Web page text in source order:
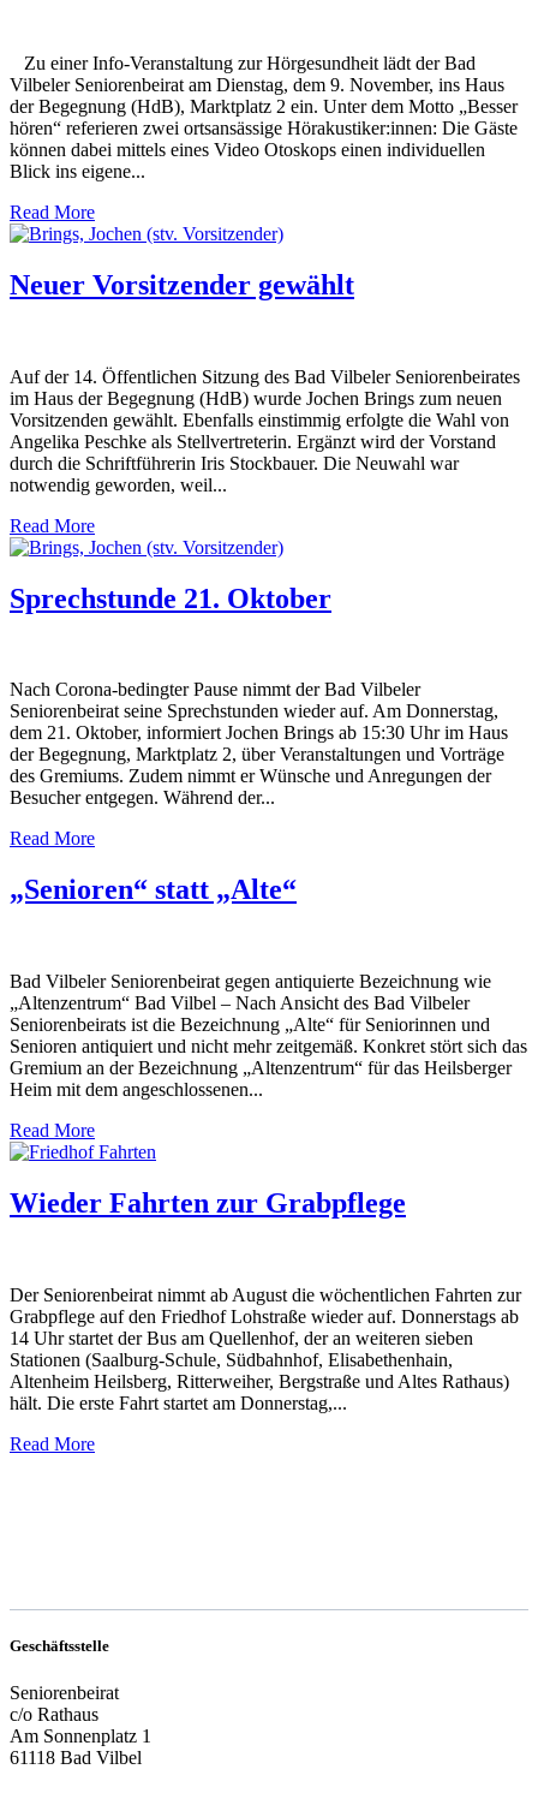
Zu einer Info-Veranstaltung zur Hörgesundheit lädt der Bad
Vilbeler Seniorenbeirat am Dienstag, dem 9. November, ins Haus
der Begegnung (HdB), Marktplatz 2 ein. Unter dem Motto „Besser
hören“ referieren zwei ortsansässige Hörakustiker:innen: Die Gäste
können dabei mittels eines Video Otoskops einen individuellen
Blick ins eigene...
Read More
Neuer Vorsitzender gewählt
Auf der 14. Öffentlichen Sitzung des Bad Vilbeler Seniorenbeirates
im Haus der Begegnung (HdB) wurde Jochen Brings zum neuen
Vorsitzenden gewählt. Ebenfalls einstimmig erfolgte die Wahl von
Angelika Peschke als Stellvertreterin. Ergänzt wird der Vorstand
durch die Schriftführerin Iris Stockbauer. Die Neuwahl war
notwendig geworden, weil...
Read More
Sprechstunde 21. Oktober
Nach Corona-bedingter Pause nimmt der Bad Vilbeler
Seniorenbeirat seine Sprechstunden wieder auf. Am Donnerstag,
dem 21. Oktober, informiert Jochen Brings ab 15:30 Uhr im Haus
der Begegnung, Marktplatz 2, über Veranstaltungen und Vorträge
des Gremiums. Zudem nimmt er Wünsche und Anregungen der
Besucher entgegen. Während der...
Read More
„Senioren“ statt „Alte“
Bad Vilbeler Seniorenbeirat gegen antiquierte Bezeichnung wie
„Altenzentrum“ Bad Vilbel – Nach Ansicht des Bad Vilbeler
Seniorenbeirats ist die Bezeichnung „Alte“ für Seniorinnen und
Senioren antiquiert und nicht mehr zeitgemäß. Konkret stört sich das
Gremium an der Bezeichnung „Altenzentrum“ für das Heilsberger
Heim mit dem angeschlossenen...
Read More
Wieder Fahrten zur Grabpflege
Der Seniorenbeirat nimmt ab August die wöchentlichen Fahrten zur
Grabpflege auf den Friedhof Lohstraße wieder auf. Donnerstags ab
14 Uhr startet der Bus am Quellenhof, der an weiteren sieben
Stationen (Saalburg-Schule, Südbahnhof, Elisabethenhain,
Altenheim Heilsberg, Ritterweiher, Bergstraße und Altes Rathaus)
hält. Die erste Fahrt startet am Donnerstag,...
Read More
Geschäftsstelle
Seniorenbeirat
c/o Rathaus
Am Sonnenplatz 1
61118 Bad Vilbel